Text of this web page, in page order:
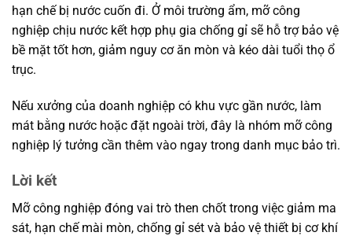
hạn chế bị nước cuốn đi. Ở môi trường ẩm, mỡ công
nghiệp chịu nước kết hợp phụ gia chống gỉ sẽ hỗ trợ bảo vệ
bề mặt tốt hơn, giảm nguy cơ ăn mòn và kéo dài tuổi thọ ổ
trục.
Nếu xưởng của doanh nghiệp có khu vực gần nước, làm
mát bằng nước hoặc đặt ngoài trời, đây là nhóm mỡ công
nghiệp lý tưởng cần thêm vào ngay trong danh mục bảo trì.
Lời kết
Mỡ công nghiệp đóng vai trò then chốt trong việc giảm ma
sát, hạn chế mài mòn, chống gỉ sét và bảo vệ thiết bị cơ khí